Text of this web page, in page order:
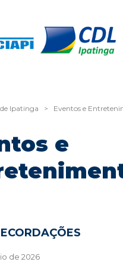
Ipatinga > Eventos e
e
de 2026